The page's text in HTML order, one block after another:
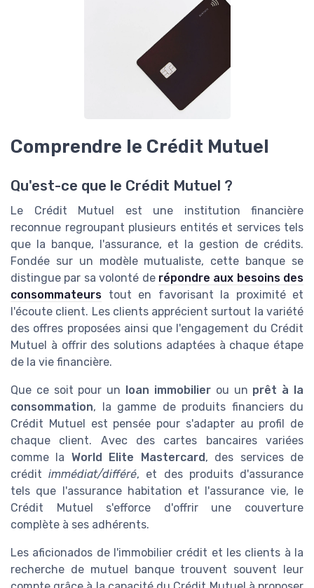
Comprendre le Crédit Mutuel
Qu'est-ce que le Crédit Mutuel ?
Le Crédit Mutuel est une institution financière
reconnue regroupant plusieurs entités et services tels
que la banque, l'assurance, et la gestion de crédits.
Fondée sur un modèle mutualiste, cette banque se
distingue par sa volonté de répondre aux besoins des
consommateurs tout en favorisant la proximité et
l'écoute client. Les clients apprécient surtout la variété
des offres proposées ainsi que l'engagement du Crédit
Mutuel à offrir des solutions adaptées à chaque étape
de la vie financière.
Que ce soit pour un loan immobilierou un prêt à la
consommation, la gamme de produits financiers du
Crédit Mutuel est pensée pour s'adapter au profil de
chaque client. Avec des cartes bancaires variées
comme la World Elite Mastercard, des services de
créditimmédiat/différé, et des produits d'assurance
tels que l'assurance habitation et l'assurance vie, le
Crédit Mutuel s'efforce d'offrir une couverture
complète à ses adhérents.
Les aficionados de l'immobilier crédit et les clients à la
recherche de mutuel banque trouvent souvent leur